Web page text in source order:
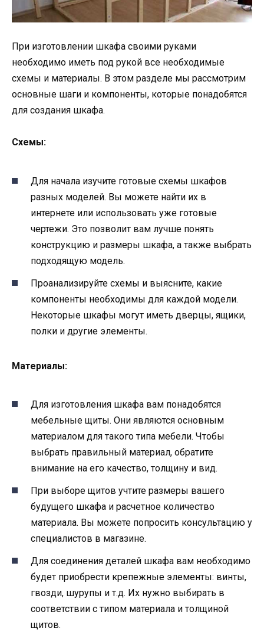
При изготовлении шкафа своими руками
необходимо иметь под рукой все необходимые
схемы и материалы. В этом разделе мы рассмотрим
основные шаги и компоненты, которые понадобятся
для создания шкафа.
Схемы:
Для начала изучите готовые схемы шкафов
разных моделей. Вы можете найти их в
интернете или использовать уже готовые
чертежи. Это позволит вам лучше понять
конструкцию и размеры шкафа, а также выбрать
подходящую модель.
Проанализируйте схемы и выясните, какие
компоненты необходимы для каждой модели.
Некоторые шкафы могут иметь дверцы, ящики,
полки и другие элементы.
Материалы:
Для изготовления шкафа вам понадобятся
мебельные щиты. Они являются основным
материалом для такого типа мебели. Чтобы
выбрать правильный материал, обратите
внимание на его качество, толщину и вид.
При выборе щитов учтите размеры вашего
будущего шкафа и расчетное количество
материала. Вы можете попросить консультацию у
специалистов в магазине.
Для соединения деталей шкафа вам необходимо
будет приобрести крепежные элементы: винты,
гвозди, шурупы и т.д. Их нужно выбирать в
соответствии с типом материала и толщиной
щитов.